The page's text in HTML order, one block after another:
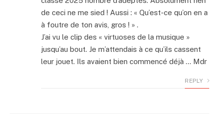
de ceci ne me sied ! Aussi : « Qu’est-ce qu’on en a
à foutre de ton avis, gros ! » .
J’ai vu le clip des « virtuoses de la musique »
jusqu’au bout. Je m’attendais à ce qu’ils cassent
leur jouet. Ils avaient bien commencé déjà … Mdr
REPLY